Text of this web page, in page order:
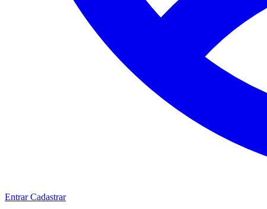
EntrarCadastrar